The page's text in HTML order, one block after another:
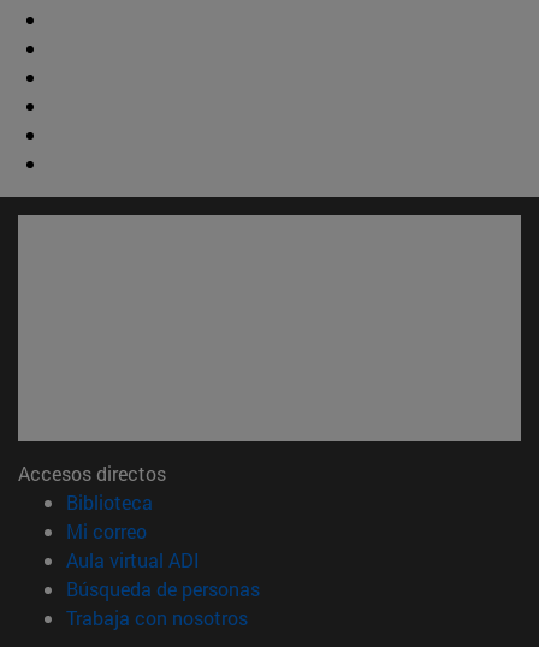
Accesos directos
Biblioteca
Mi correo(abre en nueva ventana)
Aula virtual ADI
Búsqueda de personas(abre en nueva ventana)
Trabaja con nosotros(abre en nueva ventana)